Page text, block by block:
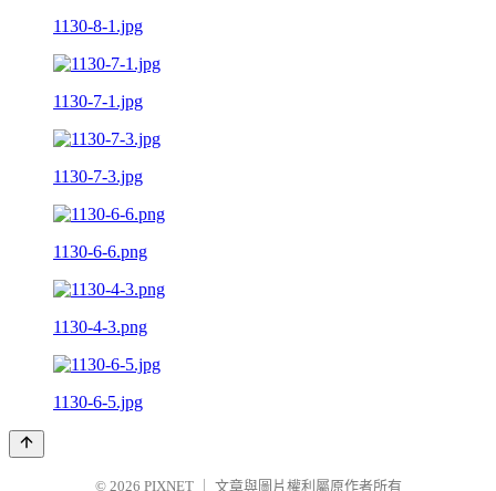
1130-8-1.jpg
1130-7-1.jpg
1130-7-3.jpg
1130-6-6.png
1130-4-3.png
1130-6-5.jpg
© 2026 PIXNET 文章與圖片權利屬原作者所有